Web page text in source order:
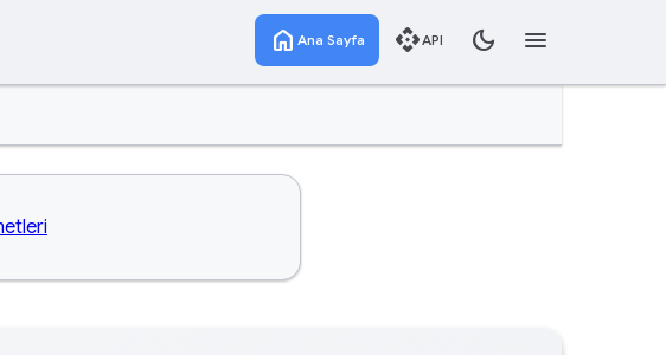
home Ana Sayfa apiAPI dark_mode menu